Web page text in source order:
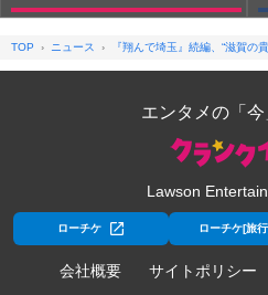
TOP ニュース 『翔んで埼玉』続編、“滋賀の
エンタメの「
Lawson
ローチケ ローチケ[旅
会社概要 サイトポリシー